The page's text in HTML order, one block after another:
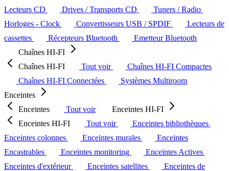
Lecteurs CD
Drives / Transports CD
Tuners / Radio
Horloges - Clock
Convertisseurs USB / SPDIF
Lecteurs de
cassettes
Récepteurs Bluetooth
Emetteur Bluetooth
Chaînes HI-FI
Chaînes HI-FI
Tout voir
Chaînes HI-FI Compactes
Chaînes HI-FI Connectées
Systèmes Multiroom
Enceintes
Enceintes
Tout voir
Enceintes HI-FI
Enceintes HI-FI
Tout voir
Enceintes bibliothèques
Enceintes colonnes
Enceintes murales
Enceintes
Encastrables
Enceintes monitoring
Enceintes Actives
Enceintes d'extérieur
Enceintes satellites
Enceintes de